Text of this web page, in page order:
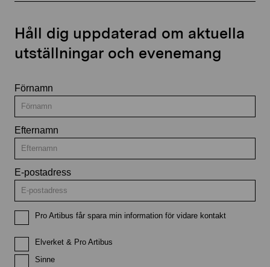
Håll dig uppdaterad om aktuella
utställningar och evenemang
Förnamn
Efternamn
E-postadress
Pro Artibus får spara min information för vidare kontakt
Elverket & Pro Artibus
Sinne